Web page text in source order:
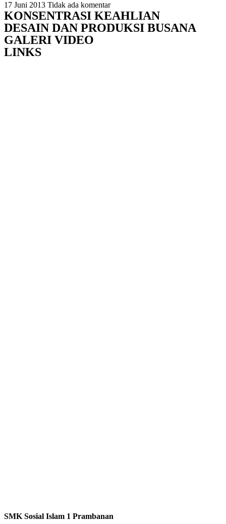
17 Juni 2013 Tidak ada komentar
KONSENTRASI KEAHLIAN
DESAIN DAN PRODUKSI BUSANA
GALERI VIDEO
LINKS
SMK Sosial Islam 1 Prambanan